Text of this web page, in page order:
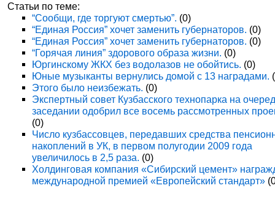
Статьи по теме:
“Сообщи, где торгуют смертью”. (0)
“Единая Россия” хочет заменить губернаторов. (0)
“Единая Россия” хочет заменить губернаторов. (0)
“Горячая линия” здорового образа жизни. (0)
Юргинскому ЖКХ без водолазов не обойтись. (0)
Юные музыканты вернулись домой с 13 наградами.
Этого было неизбежать. (0)
Экспертный совет Кузбасского технопарка на
заседании одобрил все восемь рассмотренных
(0)
Число кузбассовцев, передавших средства
накоплений в УК, в первом полугодии 2009 года
увеличилось в 2,5 раза. (0)
Холдинговая компания «Сибирский цемент»
международной премией «Европейский стандарт»